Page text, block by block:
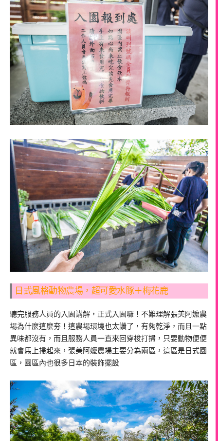
日式風格動物農場，超可愛水豚＋梅花鹿
聽完服務人員的入園講解，正式入園囉！不難理解張美阿嬤農
場為什麼這麼夯！這農場環境也太讚了，有夠乾淨，而且一點
異味都沒有，而且服務人員一直來回穿梭打掃，只要動物便便
就會馬上掃起來，張美阿嬤農場主要分為兩區，這區是日式園
區，園區內也很多日本的裝飾擺設